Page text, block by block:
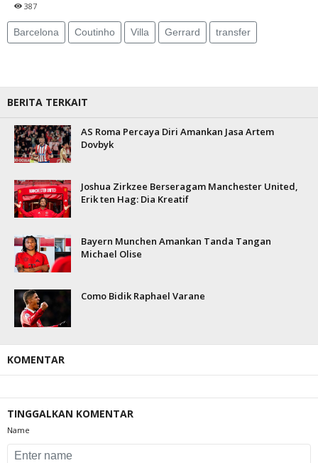
387
Barcelona Coutinho Villa Gerrard transfer
BERITA TERKAIT
AS Roma Percaya Diri Amankan Jasa Artem
Dovbyk
Joshua Zirkzee Berseragam Manchester United,
Erik ten Hag: Dia Kreatif
Bayern Munchen Amankan Tanda Tangan
Michael Olise
Como Bidik Raphael Varane
KOMENTAR
TINGGALKAN KOMENTAR
Name